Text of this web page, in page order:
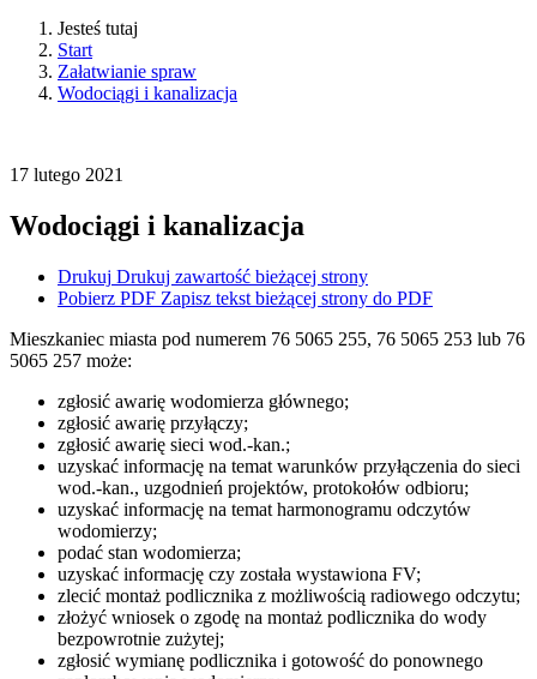
Jesteś tutaj
Start
Załatwianie spraw
Wodociągi i kanalizacja
17 lutego 2021
Wodociągi i kanalizacja
Drukuj Drukuj zawartość bieżącej strony
Pobierz PDF Zapisz tekst bieżącej strony do PDF
Mieszkaniec miasta pod numerem 76 5065 255, 76 5065 253 lub 76
5065 257 może:
zgłosić awarię wodomierza głównego;
zgłosić awarię przyłączy;
zgłosić awarię sieci wod.-kan.;
uzyskać informację na temat warunków przyłączenia do sieci
wod.-kan., uzgodnień projektów, protokołów odbioru;
uzyskać informację na temat harmonogramu odczytów
wodomierzy;
podać stan wodomierza;
uzyskać informację czy została wystawiona FV;
zlecić montaż podlicznika z możliwością radiowego odczytu;
złożyć wniosek o zgodę na montaż podlicznika do wody
bezpowrotnie zużytej;
zgłosić wymianę podlicznika i gotowość do ponownego